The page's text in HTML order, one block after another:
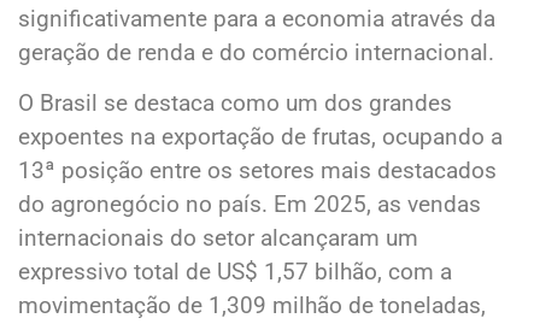
significativamente para a economia através da
geração de renda e do comércio internacional.
O Brasil se destaca como um dos grandes
expoentes na exportação de frutas, ocupando a
13ª posição entre os setores mais destacados
do agronegócio no país. Em 2025, as vendas
internacionais do setor alcançaram um
expressivo total de US$ 1,57 bilhão, com a
movimentação de 1,309 milhão de toneladas,